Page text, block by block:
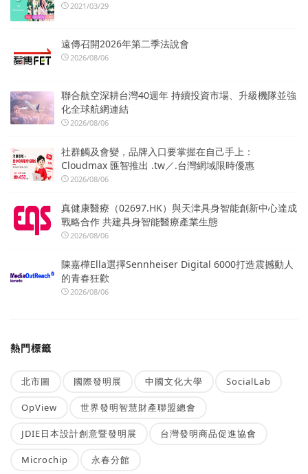
2021/03/29
遠傳召開2026年第二季法說會
2026/08/06
聯合航空深耕台灣40週年 持續投資市場、升級機隊並強
化全球航網連結
2026/08/06
社群觸及會變，品牌入口要掌握在自己手上：
Cloudmax 匯智推出 .tw／.台灣網域限時優惠
2026/08/06
真健康醫療（02697.HK）與天津具身智能創新中心達成
戰略合作 共建具身智能醫療產業生態
2026/08/06
陳嘉樺Ella選擇Sennheiser Digital 6000打造震撼動人
的青春狂歡
2026/08/06
熱門標籤
北市圖 國際發明展 中國文化大學 SocialLab
OpView 世界發明智慧財產聯盟總會
JDIE日本設計創意暨發明展 台灣發明商品促進協會
Microchip 永春分館